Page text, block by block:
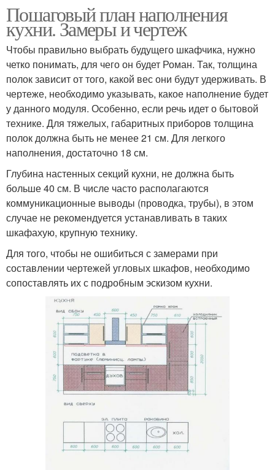
Пошаговый план наполнения
кухни. Замеры и чертеж
Чтобы правильно выбрать будущего шкафчика, нужно
четко понимать, для чего он будет Роман. Так, толщина
полок зависит от того, какой вес они будут удерживать. В
чертеже, необходимо указывать, какое наполнение будет
у данного модуля. Особенно, если речь идет о бытовой
технике. Для тяжелых, габаритных приборов толщина
полок должна быть не менее 21 см. Для легкого
наполнения, достаточно 18 см.
Глубина настенных секций кухни, не должна быть
больше 40 см. В числе часто располагаются
коммуникационные выводы (проводка, трубы), в этом
случае не рекомендуется устанавливать в таких
шкафахую, крупную технику.
Для того, чтобы не ошибиться с замерами при
составлении чертежей угловых шкафов, необходимо
сопоставлять их с подробным эскизом кухни.